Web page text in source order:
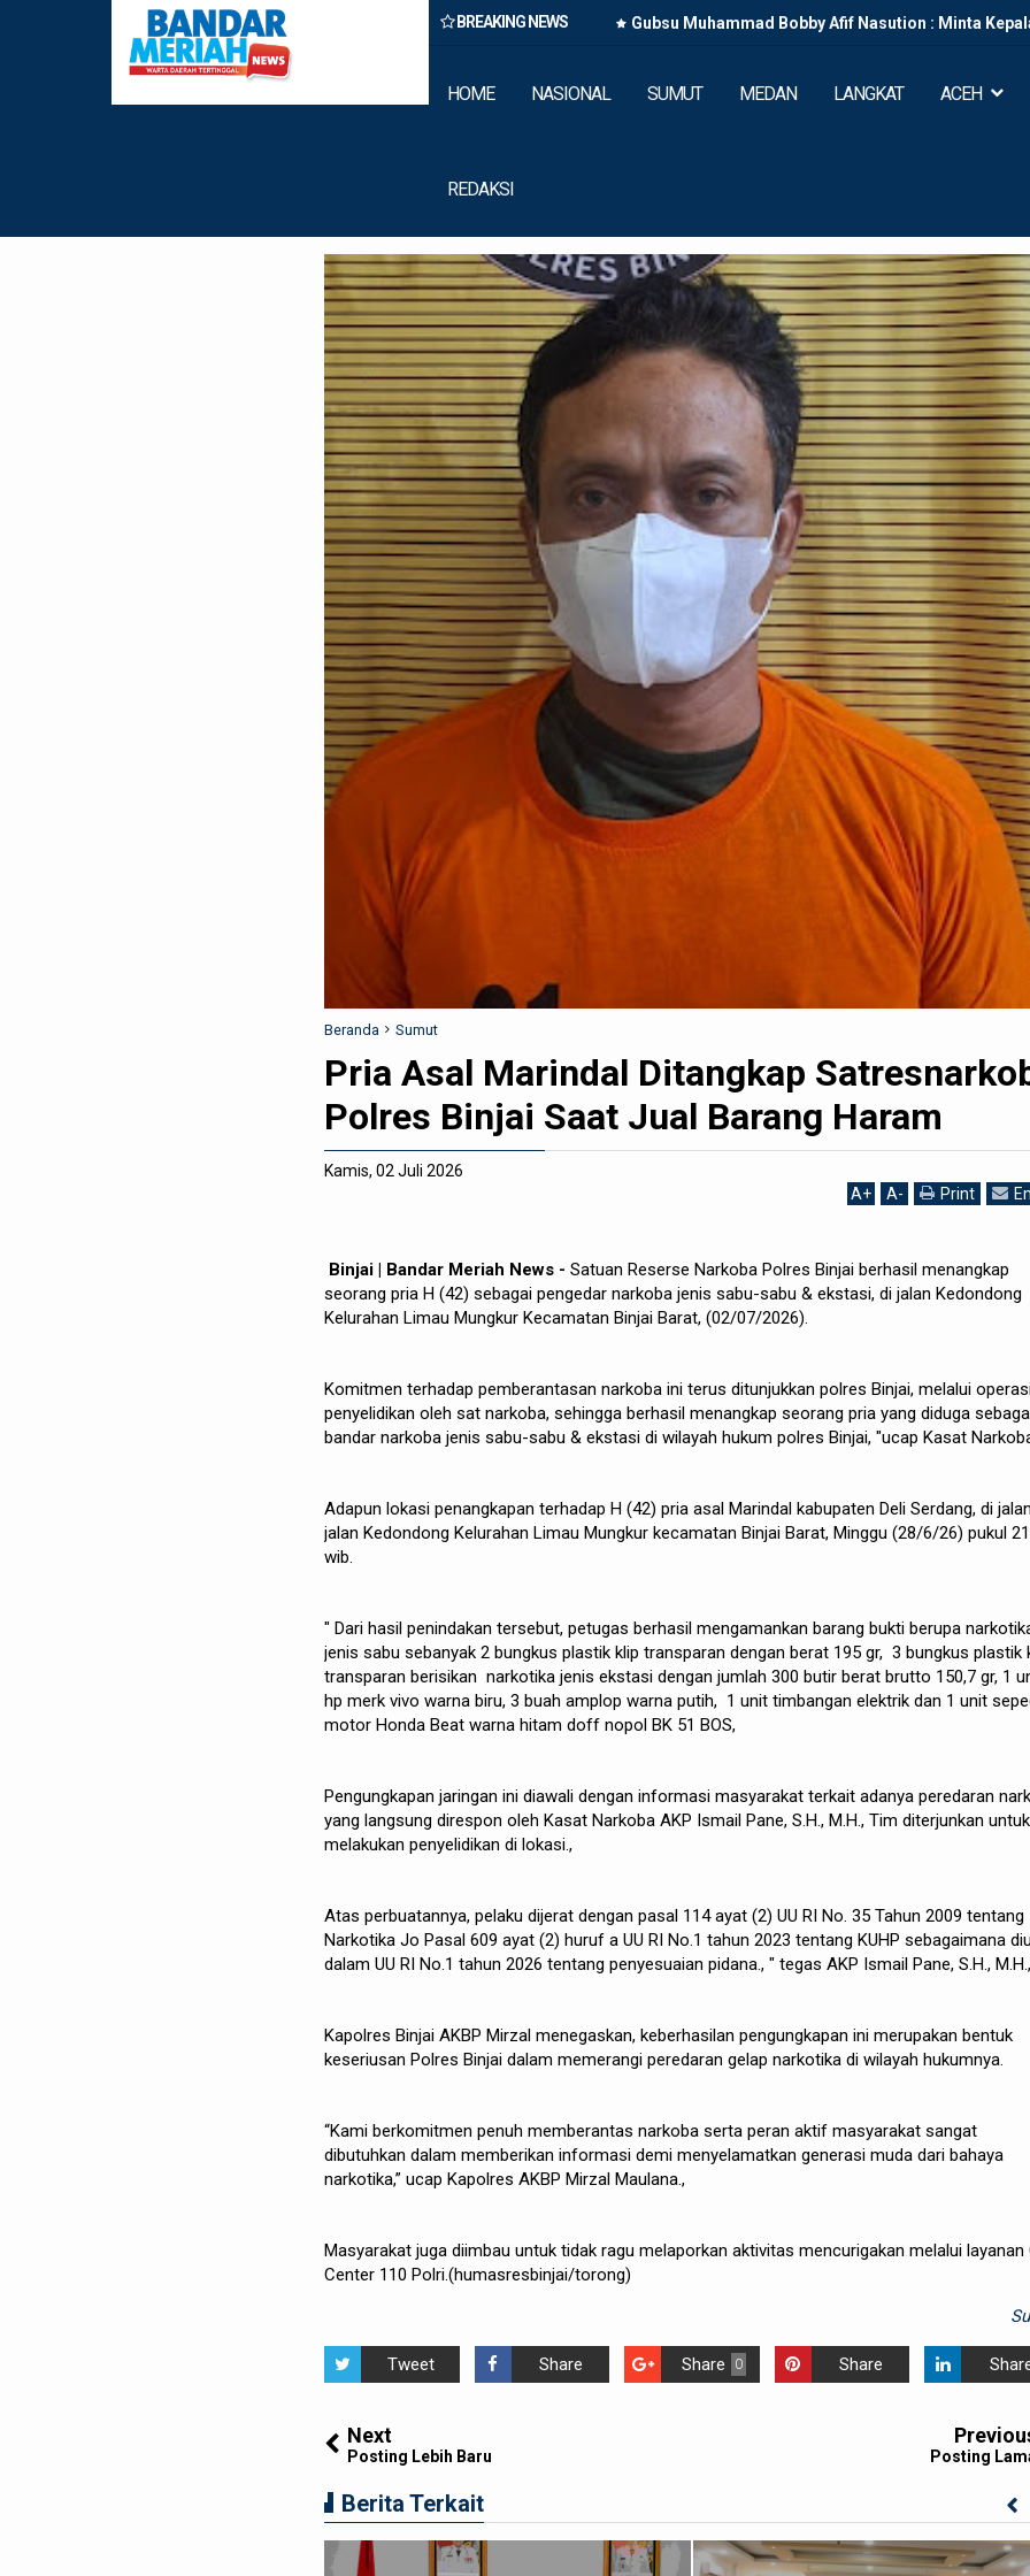
BREAKING NEWS
Rumput Laut Nias Utara dari Hulu ke Hilir
Gubsu Muhammad Bobby Afif Nasution : Minta
HOME NASIONAL SUMUT MEDAN LANGKAT ACEH
REDAKSI
Beranda Sumut
Pria Asal Marindal Ditangkap
Polres Binjai Saat Jual Barang Haram
Kamis, 02 Juli 2026
A+ A- Print
Binjai | Bandar Meriah News - Satuan Reserse Narkoba Polres Binjai berhasil menangkap
seorang pria H (42) sebagai pengedar narkoba jenis sabu-sabu & ekstasi, di jalan Kedondong
Kelurahan Limau Mungkur Kecamatan Binjai Barat, (02/07/2026).
Komitmen terhadap pemberantasan narkoba ini terus ditunjukkan polres Binjai, melalui
penyelidikan oleh sat narkoba, sehingga berhasil menangkap seorang pria yang diduga
bandar narkoba jenis sabu-sabu & ekstasi di wilayah hukum polres Binjai, "ucap Kasat
Adapun lokasi penangkapan terhadap H (42) pria asal Marindal kabupaten Deli Serdang, di
jalan Kedondong Kelurahan Limau Mungkur kecamatan Binjai Barat, Minggu (28/6/26) pukul
wib.
" Dari hasil penindakan tersebut, petugas berhasil mengamankan barang bukti berupa
jenis sabu sebanyak 2 bungkus plastik klip transparan dengan berat 195 gr, 3 bungkus plastik
transparan berisikan narkotika jenis ekstasi dengan jumlah 300 butir berat brutto 150,7 gr, 1
hp merk vivo warna biru, 3 buah amplop warna putih, 1 unit timbangan elektrik dan 1 unit
motor Honda Beat warna hitam doff nopol BK 51 BOS,
Pengungkapan jaringan ini diawali dengan informasi masyarakat terkait adanya peredaran
yang langsung direspon oleh Kasat Narkoba AKP Ismail Pane, S.H., M.H., Tim diterjunkan untuk
melakukan penyelidikan di lokasi.,
Atas perbuatannya, pelaku dijerat dengan pasal 114 ayat (2) UU RI No. 35 Tahun 2009 tentang
Narkotika Jo Pasal 609 ayat (2) huruf a UU RI No.1 tahun 2023 tentang KUHP sebagaimana
dalam UU RI No.1 tahun 2026 tentang penyesuaian pidana., " tegas AKP Ismail Pane, S.H., M.H.,
Kapolres Binjai AKBP Mirzal menegaskan, keberhasilan pengungkapan ini merupakan bentuk
keseriusan Polres Binjai dalam memerangi peredaran gelap narkotika di wilayah hukumnya.
“Kami berkomitmen penuh memberantas narkoba serta peran aktif masyarakat sangat
dibutuhkan dalam memberikan informasi demi menyelamatkan generasi muda dari bahaya
narkotika,” ucap Kapolres AKBP Mirzal Maulana.,
Masyarakat juga diimbau untuk tidak ragu melaporkan aktivitas mencurigakan melalui layanan
Center 110 Polri.(humasresbinjai/torong)
Tweet Share 0
Share Share
Next
Posting Lebih Baru Posting
Berita Terkait